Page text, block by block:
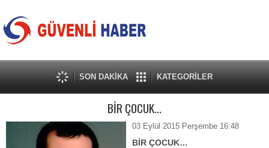
SON DAKİKA KATEGORİLER
BİR ÇOCUK...
03 Eylül 2015 Perşembe 16:48
BİR ÇOCUK…